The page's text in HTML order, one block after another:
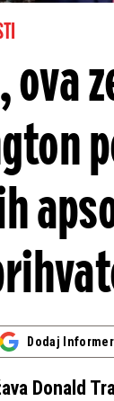
ova
Dodaj
Donald